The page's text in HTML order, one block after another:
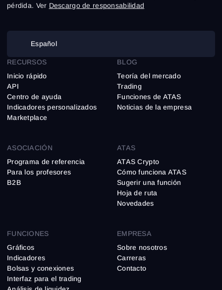
pérdida. Ver Descargo de responsabilidad
Español
FUNCIONES
Gráficos
Indicadores
Bolsas y conexiones
Interfaz para el trading
RECURSOS
Inicio rápido
API
Centro de ayuda
Indicadores personalizados
Marketplace
BLOG
Teoría del mercado
Trading
Funciones de ATAS
Noticias de la empresa
ASOCIACIÓN
Programa de referencia
Para los profesores
B2B
ATAS
ATAS Crypto
Cómo funciona ATAS
Sugerir una función
Hoja de ruta
Novedades
EMPRESA
Sobre nosotros
Carreras
Contacto